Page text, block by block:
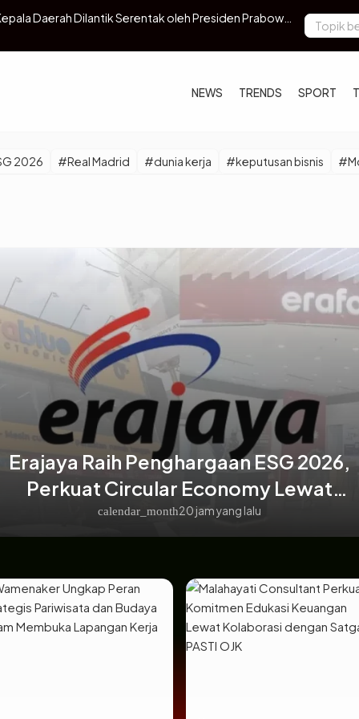
Daerah Dilantik Serentak oleh Presiden Prabowo
KPK Buka
Haji 2024
NEWS TRENDS SPORT
2026 #Real Madrid #dunia kerja #keputusan bisnis
ESG 2026,
Economy Lewat
Limbah Berkelanjutan
20 jam yang lalu